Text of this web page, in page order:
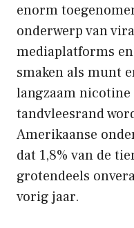
enorm
onderwerp van
mediaplatforms
smaken als munt
langzaam nicotine
tandvleesrand
Amerikaanse
dat 1,8% van de
grotendeels
vorig jaar.